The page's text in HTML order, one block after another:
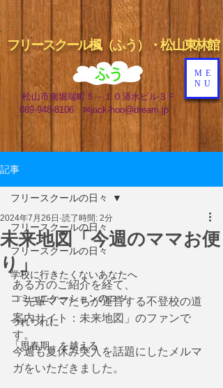
フリースクール楓（ふう）・ 松山東林館
ME
NU
松山市南堀端町５－１０清水ビル３Ｆ
📞
089-948-8106 ✉jack-hoo@dream.jp
記事
フリースクールの日々
フリースクールの日々
学校に行きたくないあなたへ
コミュニケーションのコツ
つれづれに
「思春期」を越える
フリースクールの日々
未来地図「今週のママお便
り」
2024年7月26日 読了時間: 2分
ある方のご紹介を経て、
「先輩ママたちが運営する不登校の道
案内サイト：未来地図」のファンで
す。
今週も夏休み突入を話題にしたメルマ
ガをいただきました。